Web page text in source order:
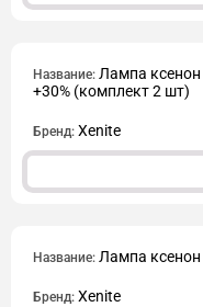
Название: Лампа ксенон
+30% (комплект 2 шт)
Бренд: Xenite
Название: Лампа
Бренд: Xenite